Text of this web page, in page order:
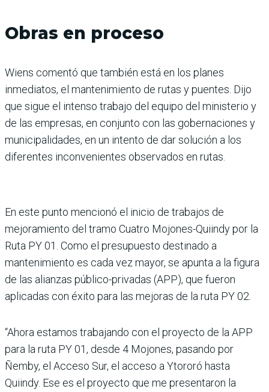
Obras en proceso
Wiens comentó que también está en los planes
inmediatos, el mantenimiento de rutas y puentes. Dijo
que sigue el intenso trabajo del equipo del ministerio y
de las empresas, en conjunto con las gobernaciones y
municipalidades, en un intento de dar solución a los
diferentes inconvenientes observados en rutas.
En este punto mencionó el inicio de trabajos de
mejoramiento del tramo Cuatro Mojones-Quiindy por la
Ruta PY 01. Como el presupuesto destinado a
mantenimiento es cada vez mayor, se apunta a la figura
de las alianzas público-privadas (APP), que fueron
aplicadas con éxito para las mejoras de la ruta PY 02.
“Ahora estamos trabajando con el proyecto de la APP
para la ruta PY 01, desde 4 Mojones, pasando por
Ñemby, el Acceso Sur, el acceso a Ytororó hasta
Quiindy. Ese es el proyecto que me presentaron la